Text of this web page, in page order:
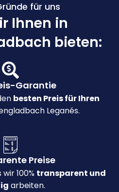
für uns
Ihnen in
bieten:
Garantie
besten Preis für Ihren
Leganés.
Preise
100% transparent und
arbeiten.